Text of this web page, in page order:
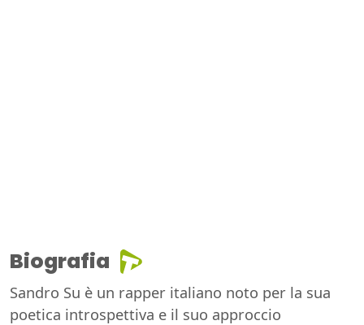
Biografia
Sandro Su è un rapper italiano noto per la sua
poetica introspettiva e il suo approccio